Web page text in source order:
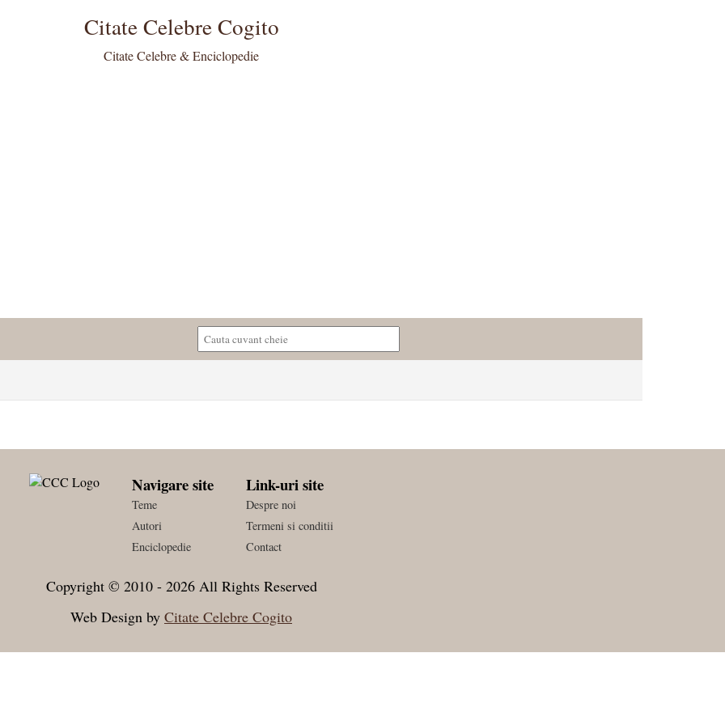
Citate Celebre Cogito
Citate Celebre & Enciclopedie
Navigare site
Teme
Autori
Enciclopedie
Link-uri site
Despre noi
Termeni si conditii
Contact
Copyright © 2010 - 2026 All Rights Reserved
Web Design by Citate Celebre Cogito